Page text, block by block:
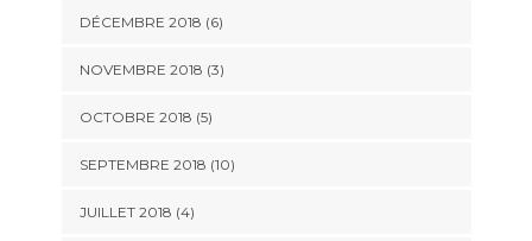
DÉCEMBRE 2018 (6)
NOVEMBRE 2018 (3)
OCTOBRE 2018 (5)
SEPTEMBRE 2018 (10)
JUILLET 2018 (4)